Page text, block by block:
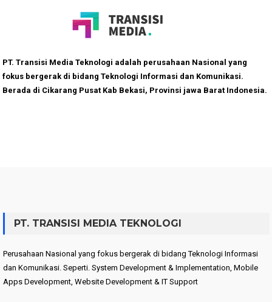
PT. Transisi Media Teknologi adalah perusahaan Nasional yang
fokus bergerak di bidang Teknologi Informasi dan Komunikasi.
Berada di Cikarang Pusat Kab Bekasi, Provinsi jawa Barat Indonesia.
PT. TRANSISI MEDIA TEKNOLOGI
Perusahaan Nasional yang fokus bergerak di bidang Teknologi Informasi
dan Komunikasi. Seperti. System Development & Implementation, Mobile
Apps Development, Website Development & IT Support